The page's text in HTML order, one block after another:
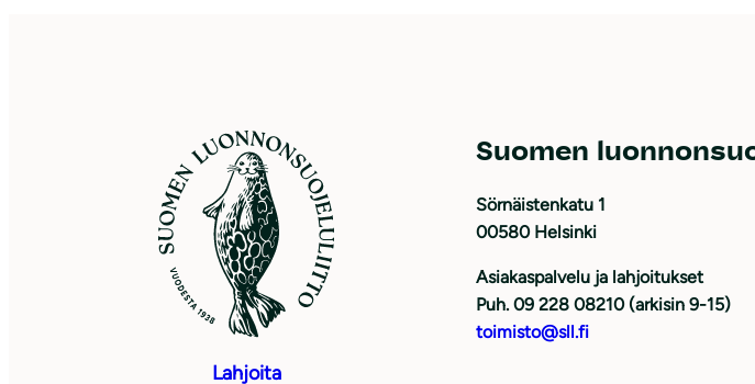
Lahjoita
Suomen
Sörnäistenkatu 1
00580 Helsinki
Asiakaspalvelu ja lahjoitukset
Puh. 09 228 08210 (arkisin 9-15)
toimisto@sll.fi